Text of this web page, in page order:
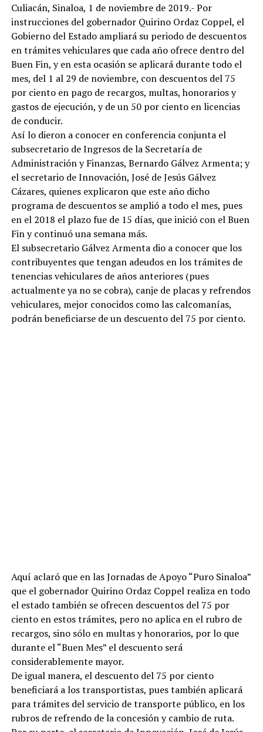
Culiacán, Sinaloa, 1 de noviembre de 2019.- Por
instrucciones del gobernador Quirino Ordaz Coppel, el
Gobierno del Estado ampliará su periodo de descuentos
en trámites vehiculares que cada año ofrece dentro del
Buen Fin, y en esta ocasión se aplicará durante todo el
mes, del 1 al 29 de noviembre, con descuentos del 75
por ciento en pago de recargos, multas, honorarios y
gastos de ejecución, y de un 50 por ciento en licencias
de conducir.
Así lo dieron a conocer en conferencia conjunta el
subsecretario de Ingresos de la Secretaría de
Administración y Finanzas, Bernardo Gálvez Armenta; y
el secretario de Innovación, José de Jesús Gálvez
Cázares, quienes explicaron que este año dicho
programa de descuentos se amplió a todo el mes, pues
en el 2018 el plazo fue de 15 días, que inició con el Buen
Fin y continuó una semana más.
El subsecretario Gálvez Armenta dio a conocer que los
contribuyentes que tengan adeudos en los trámites de
tenencias vehiculares de años anteriores (pues
actualmente ya no se cobra), canje de placas y refrendos
vehiculares, mejor conocidos como las calcomanías,
podrán beneficiarse de un descuento del 75 por ciento.
Aquí aclaró que en las Jornadas de Apoyo “Puro Sinaloa”
que el gobernador Quirino Ordaz Coppel realiza en todo
el estado también se ofrecen descuentos del 75 por
ciento en estos trámites, pero no aplica en el rubro de
recargos, sino sólo en multas y honorarios, por lo que
durante el “Buen Mes” el descuento será
considerablemente mayor.
De igual manera, el descuento del 75 por ciento
beneficiará a los transportistas, pues también aplicará
para trámites del servicio de transporte público, en los
rubros de refrendo de la concesión y cambio de ruta.